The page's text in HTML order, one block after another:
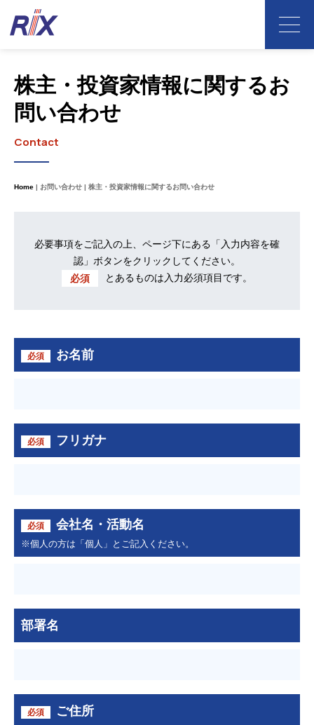
Home お問い合わせ 株主・投資家情報に関するお問い合わせ
株主・投資家情報に関するお
問い合わせ
Contact
必要事項をご記入の上、ページ下にある「入力内容を確
認」ボタンをクリックしてください。
必須
とあるものは入力必須項目です。
必須 お名前
必須 フリガナ
必須 会社名・活動名
※個人の方は「個人」とご記入ください。
部署名
必須 ご住所